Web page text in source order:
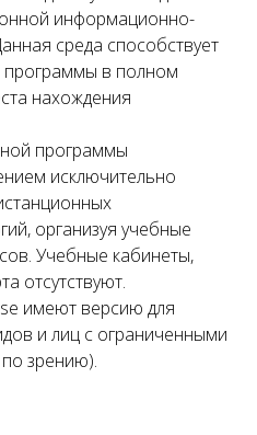
информационно-
среда способствует
в полном
нахождения
программы
исключительно
организуя учебные
Учебные кабинеты,
отсутствуют.
имеют версию для
и лиц с ограниченными
зрению).